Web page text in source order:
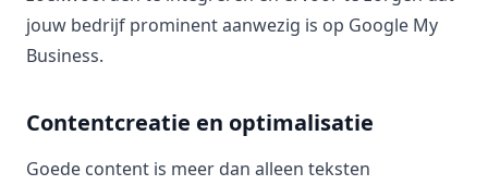
jouw bedrijf prominent aanwezig is op Google My
Business.
Contentcreatie en optimalisatie
Goede content is meer dan alleen teksten